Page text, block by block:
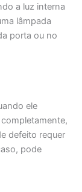
a luz interna
lâmpada
porta ou no
ele
defeito requer
pode